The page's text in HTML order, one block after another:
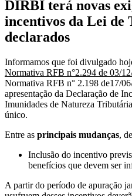
DIRBI terá novas
incentivos da Lei de
declarados
Informamos que foi divulgado
Normativa RFB n°2.294 de 03/
Normativa RFB n° 2.198 de17/
apresentação da Declaração de
Imunidades de Natureza
único.
Entre as principais mudanças,
Inclusão do incentivo
benefícios que devem ser
A partir do período de apuração